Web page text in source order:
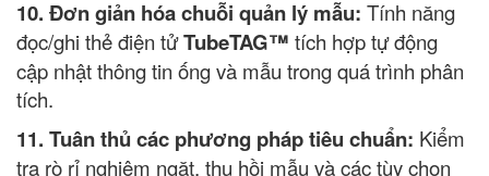
10. Đơn giản hóa chuỗi quản lý mẫu: Tính năng
đọc/ghi thẻ điện tửTubeTAG™ tích hợp tự động
cập nhật thông tin ống và mẫu trong quá trình phân
tích.
11. Tuân thủ các phương pháp tiêu chuẩn: Kiểm
tra rò rỉ nghiêm ngặt, thu hồi mẫu và các tùy chọn